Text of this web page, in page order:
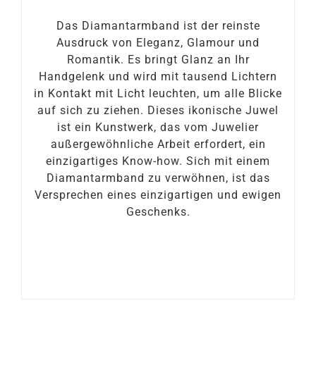
Das Diamantarmband ist der reinste
Ausdruck von Eleganz, Glamour und
Romantik. Es bringt Glanz an Ihr
Handgelenk und wird mit tausend Lichtern
in Kontakt mit Licht leuchten, um alle Blicke
auf sich zu ziehen. Dieses ikonische Juwel
ist ein Kunstwerk, das vom Juwelier
außergewöhnliche Arbeit erfordert, ein
einzigartiges Know-how. Sich mit einem
Diamantarmband zu verwöhnen, ist das
Versprechen eines einzigartigen und ewigen
Geschenks.